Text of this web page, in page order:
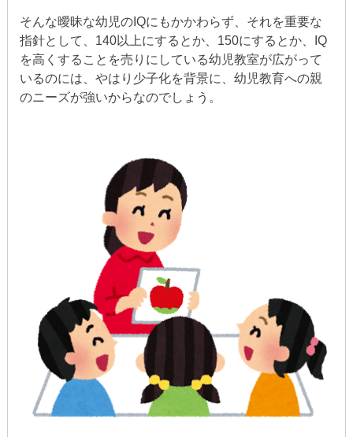
そんな曖昧な幼児のIQにもかかわらず、それを重要な
指針として、140以上にするとか、150にするとか、IQ
を高くすることを売りにしている幼児教室が広がって
いるのには、やはり少子化を背景に、幼児教育への親
のニーズが強いからなのでしょう。